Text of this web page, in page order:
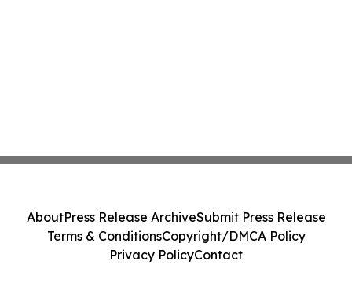
AboutPress Release ArchiveSubmit Press Release
Terms & ConditionsCopyright/DMCA Policy
Privacy PolicyContact